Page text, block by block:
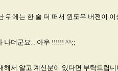
뒤에는 한 술 더 떠서 윈도우 버젼이
나더군요....아우 !!!!!! ^^;;
해서 알고 계신분이 있다면 부탁드립